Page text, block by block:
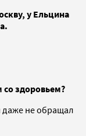
у Ельцина
со здоровьем?
даже не обращал